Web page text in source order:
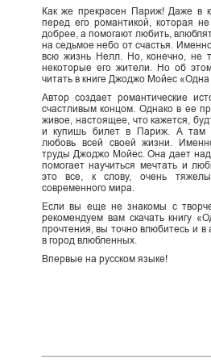
Как же прекрасен Париж! Даже в
перед его романтикой, которая
добрее, а помогают любить,
на седьмое небо от счастья.
всю жизнь Нелл. Но, конечно, не
некоторые его жители. Но об
читать в книге Джоджо Мойес
Автор создает романтические
счастливым концом. Однако в ее
живое, настоящее, что кажется,
и купишь билет в Париж. А там
любовь всей своей жизни.
труды Джоджо Мойес. Она дает
помогает научиться мечтать и
это все, к слову, очень
современного мира.
Если вы еще не знакомы с
рекомендуем вам скачать книгу
прочтения, вы точно влюбитесь и в
в город влюбленных.
Впервые на русском языке!